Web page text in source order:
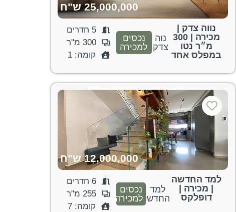
25,000,000 ש"ח
נווה צדק |
מכירה | 300
מ״ר נטו
במפלס אחד
נוה
צדק
נכסים
למכירה
5 חדרים
300 מ"ר
קומה: 1
12,000,000 ש"ח
למד החדשה
| מכירה |
דופלקס
למד
החדשה
נכסים
למכירה
6 חדרים
255 מ"ר
קומה: 7